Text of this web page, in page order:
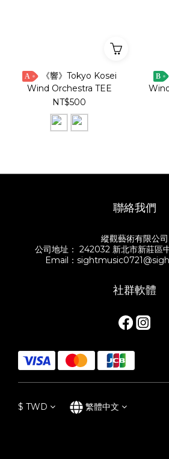
A
Wind Orchestra TEE
NT$500
B
聯絡我們
縱觀藝術有限公司
公司地址： 242032 新北市新莊區
Email：
社群軟體
$ TWD 繁體中文